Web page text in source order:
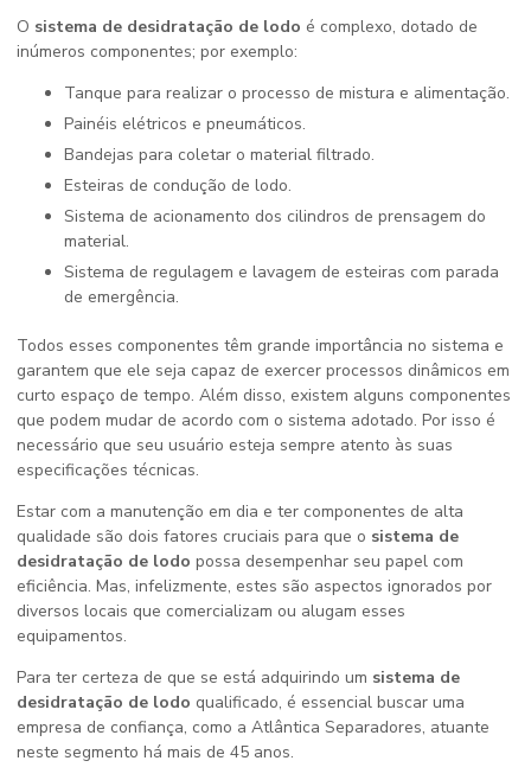
O sistema de desidratação de lodo é complexo, dotado de
inúmeros componentes; por exemplo:
Tanque para realizar o processo de mistura e alimentação.
Painéis elétricos e pneumáticos.
Bandejas para coletar o material filtrado.
Esteiras de condução de lodo.
Sistema de acionamento dos cilindros de prensagem do
material.
Sistema de regulagem e lavagem de esteiras com parada
de emergência.
Todos esses componentes têm grande importância no sistema e
garantem que ele seja capaz de exercer processos dinâmicos em
curto espaço de tempo. Além disso, existem alguns componentes
que podem mudar de acordo com o sistema adotado. Por isso é
necessário que seu usuário esteja sempre atento às suas
especificações técnicas.
Estar com a manutenção em dia e ter componentes de alta
qualidade são dois fatores cruciais para que o sistema de
desidratação de lodo possa desempenhar seu papel com
eficiência. Mas, infelizmente, estes são aspectos ignorados por
diversos locais que comercializam ou alugam esses
equipamentos.
Para ter certeza de que se está adquirindo um sistema de
desidratação de lodo qualificado, é essencial buscar uma
empresa de confiança, como a Atlântica Separadores, atuante
neste segmento há mais de 45 anos.